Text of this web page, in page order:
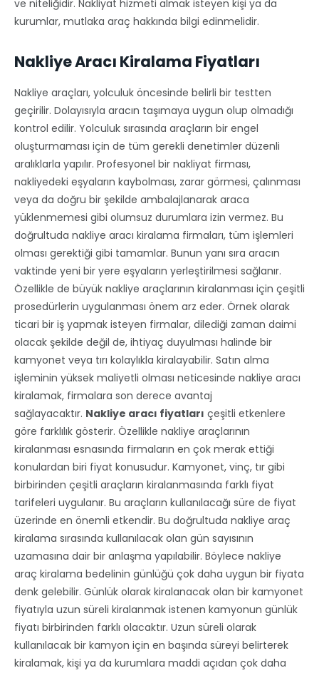
ve niteliğidir. Nakliyat hizmeti almak isteyen kişi ya da
kurumlar, mutlaka araç hakkında bilgi edinmelidir.
Nakliye Aracı Kiralama Fiyatları
Nakliye araçları, yolculuk öncesinde belirli bir testten
geçirilir. Dolayısıyla aracın taşımaya uygun olup olmadığı
kontrol edilir. Yolculuk sırasında araçların bir engel
oluşturmaması için de tüm gerekli denetimler düzenli
aralıklarla yapılır. Profesyonel bir nakliyat firması,
nakliyedeki eşyaların kaybolması, zarar görmesi, çalınması
veya da doğru bir şekilde ambalajlanarak araca
yüklenmemesi gibi olumsuz durumlara izin vermez. Bu
doğrultuda nakliye aracı kiralama firmaları, tüm işlemleri
olması gerektiği gibi tamamlar. Bunun yanı sıra aracın
vaktinde yeni bir yere eşyaların yerleştirilmesi sağlanır.
Özellikle de büyük nakliye araçlarının kiralanması için çeşitli
prosedürlerin uygulanması önem arz eder. Örnek olarak
ticari bir iş yapmak isteyen firmalar, dilediği zaman daimi
olacak şekilde değil de, ihtiyaç duyulması halinde bir
kamyonet veya tırı kolaylıkla kiralayabilir. Satın alma
işleminin yüksek maliyetli olması neticesinde nakliye aracı
kiralamak, firmalara son derece avantaj
sağlayacaktır. Nakliye aracı fiyatları çeşitli etkenlere
göre farklılık gösterir. Özellikle nakliye araçlarının
kiralanması esnasında firmaların en çok merak ettiği
konulardan biri fiyat konusudur. Kamyonet, vinç, tır gibi
birbirinden çeşitli araçların kiralanmasında farklı fiyat
tarifeleri uygulanır. Bu araçların kullanılacağı süre de fiyat
üzerinde en önemli etkendir. Bu doğrultuda nakliye araç
kiralama sırasında kullanılacak olan gün sayısının
uzamasına dair bir anlaşma yapılabilir. Böylece nakliye
araç kiralama bedelinin günlüğü çok daha uygun bir fiyata
denk gelebilir. Günlük olarak kiralanacak olan bir kamyonet
fiyatıyla uzun süreli kiralanmak istenen kamyonun günlük
fiyatı birbirinden farklı olacaktır. Uzun süreli olarak
kullanılacak bir kamyon için en başında süreyi belirterek
kiralamak, kişi ya da kurumlara maddi açıdan çok daha